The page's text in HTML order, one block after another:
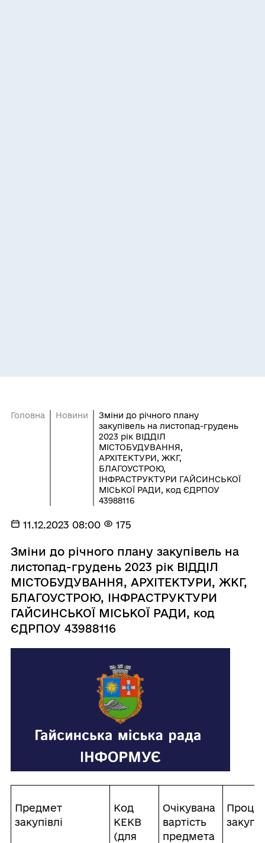
Головна Новини
Зміни до річного плану
закупівель на листопад-грудень
2023 рік ВІДДІЛ
МІСТОБУДУВАННЯ,
АРХІТЕКТУРИ, ЖКГ,
БЛАГОУСТРОЮ,
ІНФРАСТРУКТУРИ ГАЙСИНСЬКОЇ
МІСЬКОЇ РАДИ, код ЄДРПОУ
43988116
11.12.2023 08:00 175
Зміни до річного плану закупівель на
листопад-грудень 2023 рік ВІДДІЛ
МІСТОБУДУВАННЯ, АРХІТЕКТУРИ, ЖКГ,
БЛАГОУСТРОЮ, ІНФРАСТРУКТУРИ
ГАЙСИНСЬКОЇ МІСЬКОЇ РАДИ, код
ЄДРПОУ 43988116
Предмет
закупівлі
Код
КЕКВ
(для
Очікувана
вартість
предмета